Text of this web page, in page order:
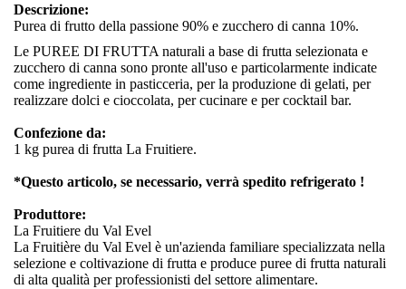
Descrizione:
Purea di frutto della passione 90% e zucchero di canna 10%.
Le PUREE DI FRUTTA naturali a base di frutta selezionata e
zucchero di canna sono pronte all'uso e particolarmente indicate
come ingrediente in pasticceria, per la produzione di gelati, per
realizzare dolci e cioccolata, per cucinare e per cocktail bar.
Confezione da:
1 kg purea di frutta La Fruitiere.
*Questo articolo, se necessario, verrà spedito refrigerato !
Produttore:
La Fruitiere du Val Evel
La Fruitière du Val Evel è un'azienda familiare specializzata nella
selezione e coltivazione di frutta e produce puree di frutta naturali
di alta qualità per professionisti del settore alimentare.